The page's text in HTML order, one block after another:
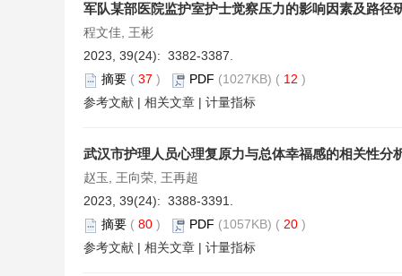
军队某部医院监护室护士觉察压力的影响因素及路径
程文佳, 王彬
2023, 39(24): 3382-3387.
摘要 ( 37 ) PDF (1027KB) ( 12 )
参考文献 | 相关文章 | 计量指标
武汉市护理人员心理复原力与总体幸福感的相关性分
赵玉, 王向荣, 王再超
2023, 39(24): 3388-3391.
摘要 ( 80 ) PDF (1057KB) ( 20 )
参考文献 | 相关文章 | 计量指标